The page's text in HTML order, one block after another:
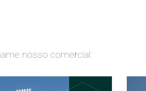
nosso comercial: